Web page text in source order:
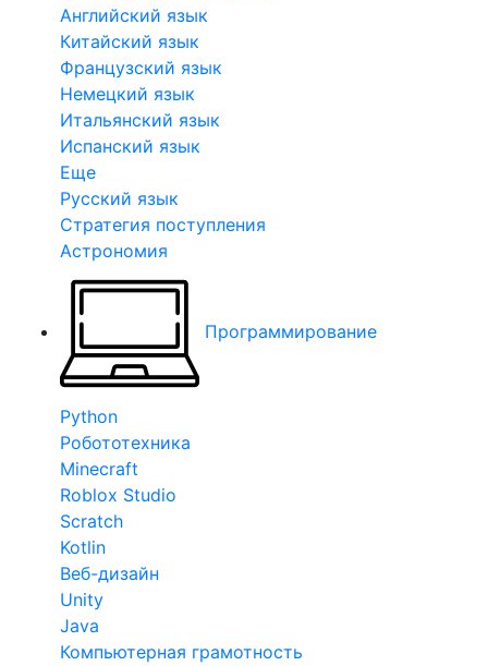
Английский язык
Китайский язык
Французский язык
Немецкий язык
Итальянский язык
Испанский язык
Еще
Русский язык
Стратегия поступления
Астрономия
Программирование
Python
Робототехника
Minecraft
Roblox Studio
Scratch
Kotlin
Веб-дизайн
Unity
Java
Компьютерная грамотность